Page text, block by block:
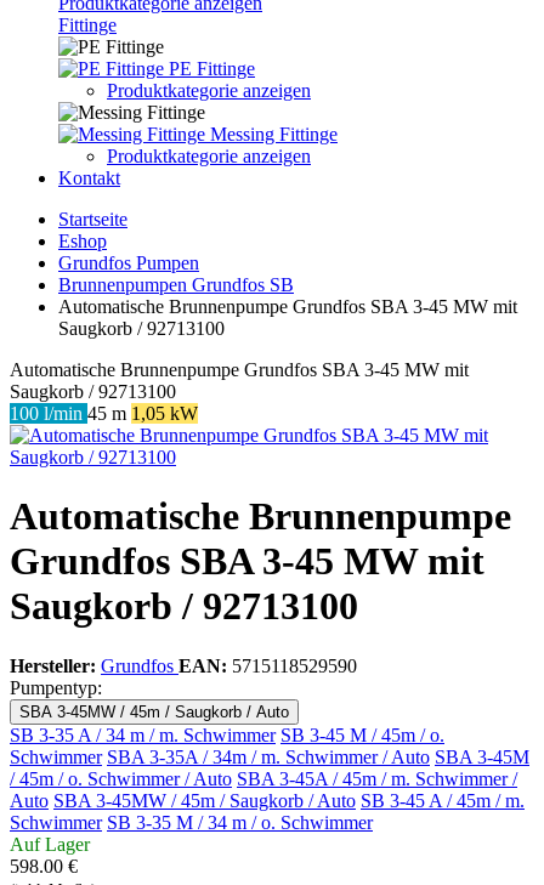
Fittinge
PE Fittinge
Produktkategorie anzeigen
Messing Fittinge
Produktkategorie anzeigen
Kontakt
Startseite
Eshop
Grundfos Pumpen
Brunnenpumpen Grundfos SB
Automatische Brunnenpumpe Grundfos SBA 3-45 MW mit
Saugkorb / 92713100
Automatische Brunnenpumpe Grundfos SBA 3-45 MW mit
Saugkorb / 92713100
100 l/min 45 m 1,05 kW
Automatische Brunnenpumpe
Grundfos SBA 3-45 MW mit
Saugkorb / 92713100
Hersteller: Grundfos EAN: 5715118529590
Pumpentyp:
SBA 3-45MW / 45m / Saugkorb / Auto
SB 3-35 A / 34 m / m. Schwimmer SB 3-45 M / 45m / o.
Schwimmer SBA 3-35A / 34m / m. Schwimmer / Auto SBA 3-45M
/ 45m / o. Schwimmer / Auto SBA 3-45A / 45m / m. Schwimmer /
Auto SBA 3-45MW / 45m / Saugkorb / Auto SB 3-45 A / 45m / m.
Schwimmer SB 3-35 M / 34 m / o. Schwimmer
Auf Lager
598.00 €